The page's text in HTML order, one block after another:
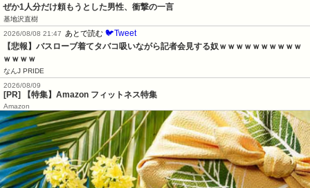
ぜか1人分だけ頼もうとした男性、衝撃の一言
基地沢直樹
2026/08/08 21:47
あとで読む 🐦Tweet
【悲報】バスローブ着てタバコ吸いながら記者会見する奴ｗｗｗｗｗｗｗｗｗｗ
ｗｗｗｗ
なんJ PRIDE
2026/08/09
[PR] 【特集】Amazon フィットネス特集
Amazon